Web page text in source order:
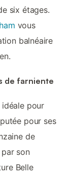
six étages.
vous
balnéaire
de farniente
pour
pour ses
de
son
Belle